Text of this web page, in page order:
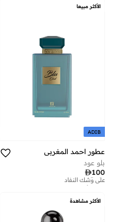
الأكثر مبيعا
ADIB
عطور احمد المغربي
بلو عود
100
تم بيع أكثر من 10 مؤخرا
على وشك النفاد
تم بيع أكثر من 10 مؤخرا
الأكثر مشاهدة